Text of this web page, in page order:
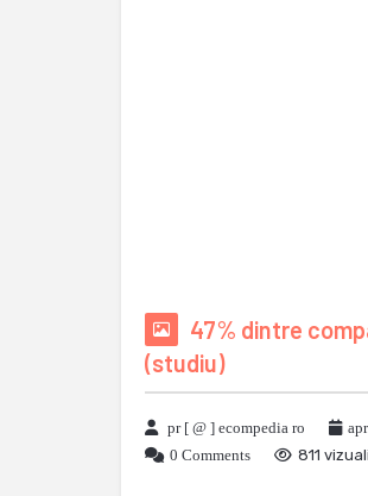
47% dintre
(studiu)
pr [ @ ] ecompedia ro
0 Comments
811